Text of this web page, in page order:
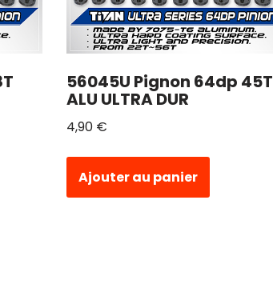
56045U Pignon 64dp 45T
ALU ULTRA DUR
4,90 €
Ajouter au panier